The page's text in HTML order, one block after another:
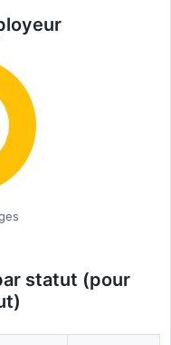
statut (pour